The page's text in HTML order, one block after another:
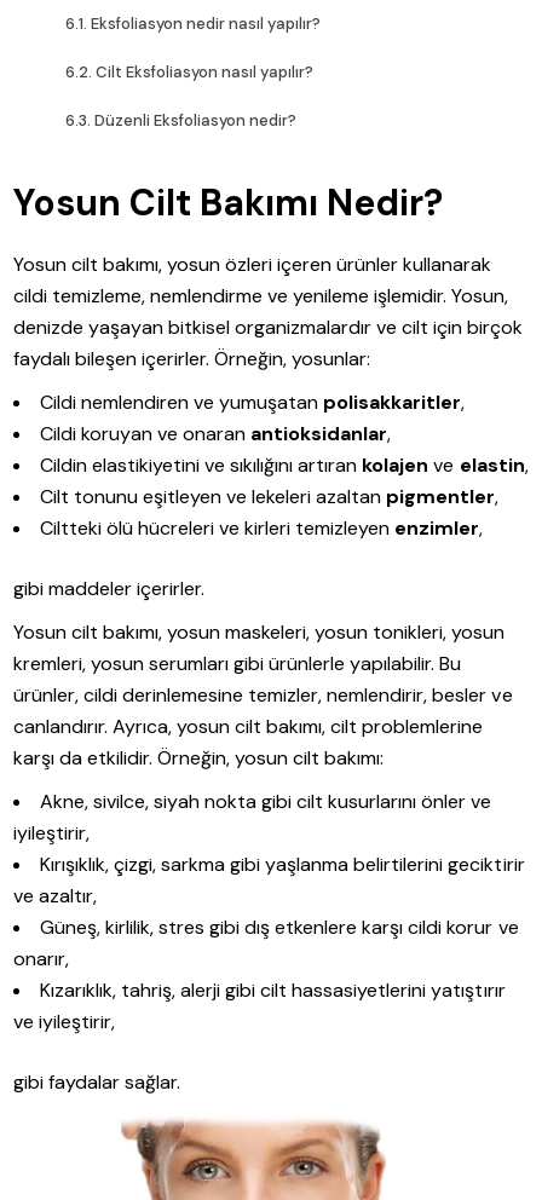
Eksfoliasyon nedir nasıl yapılır?
Cilt Eksfoliasyon nasıl yapılır?
Düzenli Eksfoliasyon nedir?
Yosun Cilt Bakımı Nedir?
Yosun cilt bakımı, yosun özleri içeren ürünler kullanarak
cildi temizleme, nemlendirme ve yenileme işlemidir. Yosun,
denizde yaşayan bitkisel organizmalardır ve cilt için birçok
faydalı bileşen içerirler. Örneğin, yosunlar:
Cildi nemlendiren ve yumuşatan polisakkaritler,
Cildi koruyan ve onaran antioksidanlar,
Cildin elastikiyetini ve sıkılığını artıran kolajen ve elastin,
Cilt tonunu eşitleyen ve lekeleri azaltan pigmentler,
Ciltteki ölü hücreleri ve kirleri temizleyen enzimler,
gibi maddeler içerirler.
Yosun cilt bakımı, yosun maskeleri, yosun tonikleri, yosun
kremleri, yosun serumları gibi ürünlerle yapılabilir. Bu
ürünler, cildi derinlemesine temizler, nemlendirir, besler ve
canlandırır. Ayrıca, yosun cilt bakımı, cilt problemlerine
karşı da etkilidir. Örneğin, yosun cilt bakımı:
Akne, sivilce, siyah nokta gibi cilt kusurlarını önler ve
iyileştirir,
Kırışıklık, çizgi, sarkma gibi yaşlanma belirtilerini geciktirir
ve azaltır,
Güneş, kirlilik, stres gibi dış etkenlere karşı cildi korur ve
onarır,
Kızarıklık, tahriş, alerji gibi cilt hassasiyetlerini yatıştırır
ve iyileştirir,
gibi faydalar sağlar.